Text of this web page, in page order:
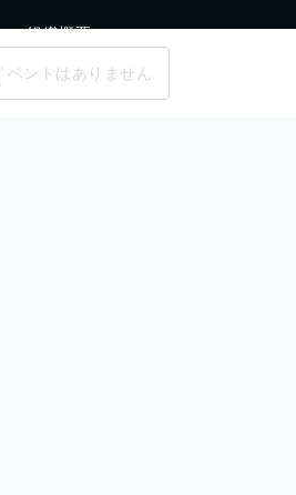
組織概要
NPO法人en-courageのプライ
ベントはありません